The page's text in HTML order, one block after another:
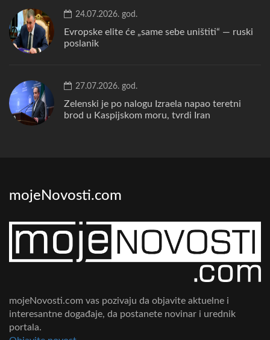
24.07.2026. god.
Evropske elite će „same sebe uništiti“ — ruski
poslanik
27.07.2026. god.
Zelenski je po nalogu Izraela napao teretni
brod u Kaspijskom moru, tvrdi Iran
mojeNovosti.com
mojeNovosti.com vas pozivaju da objavite aktuelne i
interesantne događaje, da postanete novinar i urednik
portala.